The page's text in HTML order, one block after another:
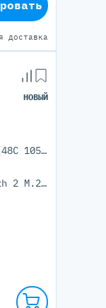
доставка
НОВЫЙ
2x Intel Xeon Platinum 8468 (48C 105M Cache 2.10 GHz)
BOSS-N1 controller card + with 2 M.2 960GB